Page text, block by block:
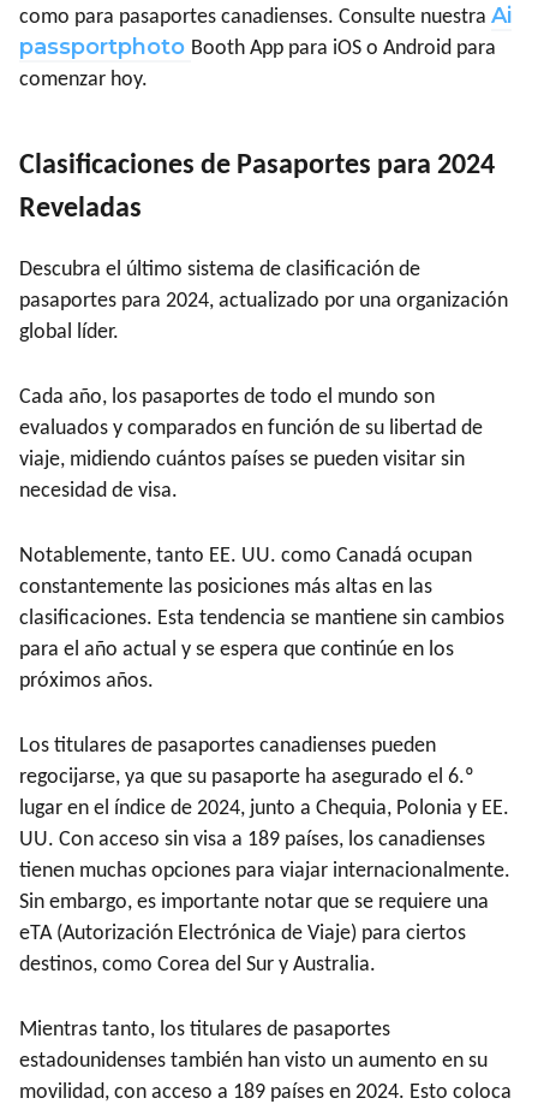
como para pasaportes canadienses. Consulte nuestra Ai
passportphoto Booth App para iOS o Android para
comenzar hoy.
Clasificaciones de Pasaportes para 2024
Reveladas
Descubra el último sistema de clasificación de
pasaportes para 2024, actualizado por una organización
global líder.
Cada año, los pasaportes de todo el mundo son
evaluados y comparados en función de su libertad de
viaje, midiendo cuántos países se pueden visitar sin
necesidad de visa.
Notablemente, tanto EE. UU. como Canadá ocupan
constantemente las posiciones más altas en las
clasificaciones. Esta tendencia se mantiene sin cambios
para el año actual y se espera que continúe en los
próximos años.
Los titulares de pasaportes canadienses pueden
regocijarse, ya que su pasaporte ha asegurado el 6.º
lugar en el índice de 2024, junto a Chequia, Polonia y EE.
UU. Con acceso sin visa a 189 países, los canadienses
tienen muchas opciones para viajar internacionalmente.
Sin embargo, es importante notar que se requiere una
eTA (Autorización Electrónica de Viaje) para ciertos
destinos, como Corea del Sur y Australia.
Mientras tanto, los titulares de pasaportes
estadounidenses también han visto un aumento en su
movilidad, con acceso a 189 países en 2024. Esto coloca